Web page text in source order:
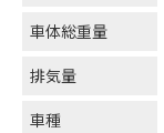
車体総重量
排気量
車種